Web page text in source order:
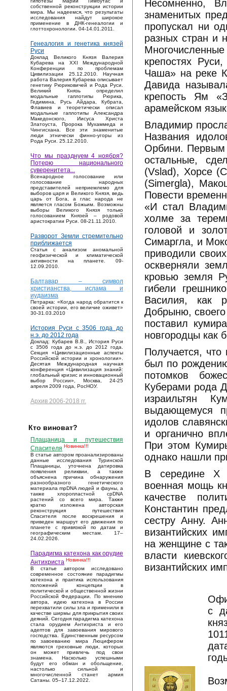
собственной реконструкции истории
мира. Мы надеемся, что результаты
исследования найдут широкое
применение в ДНК-генеалогии и
глоттохронологии. 04-14.01.2011.
Генеалогия и генетика князей
Руси
Доклад Великого Князя Валерия
Кубарева на XXI Международной
Конференции по проблемам
Цивилизации 25.12.2010. Научная
работа Валерия Кубарева описывает
генетику Рюриковичей и Рода Руси.
Великий Князь определил
модальные гаплотипы Рюрика,
Гедимина, Русь Айдара, Кубрата,
Флавиев и теоретически описал
модальные гаплотипы Александра
Македонского, Иисуса Христа
Златоуста, Пророка Мухаммеда и
Чингисхана. Все эти знаменитые
люди этнически финно-угоры из
Рода Руси. 25.12.2010.
Что мы празднуем 4 ноября?
Потерю национального
суверенитета...
Bсенародное голосование или
голосование народных
представителей неприемлемо для
выборов царя и Великого Князя, ведь
царь от Бога, а глас народа не
является гласом Божьим. Возможны
выборы Великого Князя только
голосованием Князей – родовой
аристократии Руси. 08-21.11.2010.
Разворот Земли стремительно
приближается
Статья с анализом аномальной
геофизической и климатической
активности на планете. 09-
12.09.2010.
Балтавар – символ
христианства, ислама и
иудаизма
Петрарка: «Когда народ обратится к
своей истории, его величие оживет»
30-31.03.2010
История Руси с 3506 года до
н.э. до 2012 года
Доклад: Кубарев В.В., История Руси
с 3506 года до н.э. до 2012 года.
Секция «Цивилизационные аспекты
Российской истории и хронологии».
Десятая Международная научная
конференция «Цивилизация знаний:
глобальный кризис и инновационный
выбор России», Москва, 24-25
апреля 2009 года, РосНОУ.
Архив 2006-2018 гг.
Кто виноват?
Плащаница и путешествия
Спасителя Новинка!!!
В статье автором проанализированы
данные исследования Туринской
Плащаницы, уточнена датировка
появления реликвии, а также
объяснена причина обнаружения
разнообразного генетического
материала mpDNA людей и фауны, а
также хлоропластной cpDNA
растений со всего мира. Также
кратко изложена авторская
реконструкция путешествия
Спасителя после воскрешения и
приведен маршрут его движения по
планете с привязкой по датам и
географическим местам. 17–
24.02.2026.
Парадигма катехона как орудие
Антихриста Новинка!!!
В статье автором исследовано
современное состояние парадигмы
катехона и практика использования
положений концепции в
политической и общественной жизни
Российской Федерации. По мнению
автора, идею катехона в России
перехватили силы зла и применили в
качестве ширмы для прикрытия своих
деяний. Сегодня парадигма катехона
стала орудием Антихриста и его
адептов для завоевания мирового
господства. Единственным ресурсом
по завоеванию мира Люцифером
являются греховные люди, которых
он может привлечь под свои
знамена. Насколько успешными
будут его обман и обольщение,
настолько сильной и
многочисленной станет армия
Сатаны. 05–17.12.2022.
Несомненно,
знаменитых
пропускал ни
разных стран и
крепостях
Чаша» на реке
Давида
крепость Ям
арамейском
Владимир
Названия
Орбини. Первым
остальные,
(Vslad), Хорсе
(Simergla),
Повести
«И стал
холме за
головой и
Симаргла, и
приводили
оскверняли
кровью земля
гибели
Василия, как
Добрыню,
поставил
новгородцы как
Получается,
был по
потомков
Куберами рода
израильтян
выдающемуся
идолов
и органично
При этом
однако нашли
В середине Х
военная мощь
качестве
Константин
сестру Анну.
византийских
на женщине с
власти
византийских
с